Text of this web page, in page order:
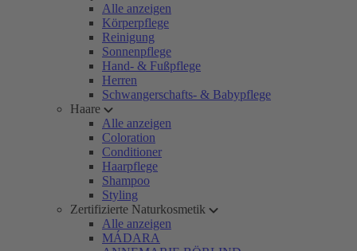
Alle anzeigen
Körperpflege
Reinigung
Sonnenpflege
Hand- & Fußpflege
Herren
Schwangerschafts- & Babypflege
Haare
Alle anzeigen
Coloration
Conditioner
Haarpflege
Shampoo
Styling
Zertifizierte Naturkosmetik
Alle anzeigen
MÁDARA